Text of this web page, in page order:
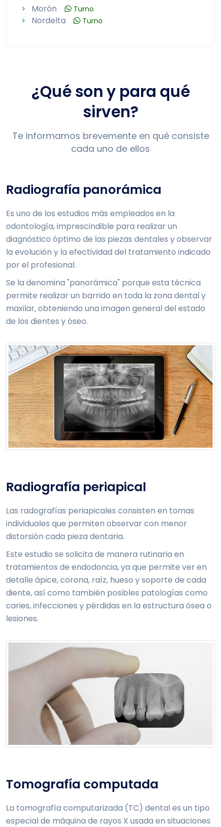
> Morón Turno
> Nordelta Turno
¿Qué son y para qué
sirven?
Te informamos brevemente en qué consiste
cada uno de ellos
Radiografía panorámica
Es uno de los estudios más empleados en la
odontología, imprescindible para realizar un
diagnóstico óptimo de las piezas dentales y observar
la evolución y la efectividad del tratamiento indicado
por el profesional.
Se la denomina "panorámica" porque esta técnica
permite realizar un barrido en toda la zona dental y
maxilar, obteniendo una imagen general del estado
de los dientes y óseo.
Radiografía periapical
Las radografías periapicales consisten en tomas
individuales que permiten observar con menor
distorsión cada pieza dentaria.
Este estudio se solicita de manera rutinaria en
tratamientos de endodoncia, ya que permite ver en
detalle ápice, corona, raíz, hueso y soporte de cada
diente, así como también posibles patologías como
caries, infecciones y pérdidas en la estructura ósea o
lesiones.
Tomografía computada
La tomografía computarizada (TC) dental es un tipo
especial de máquina de rayos X usada en situaciones